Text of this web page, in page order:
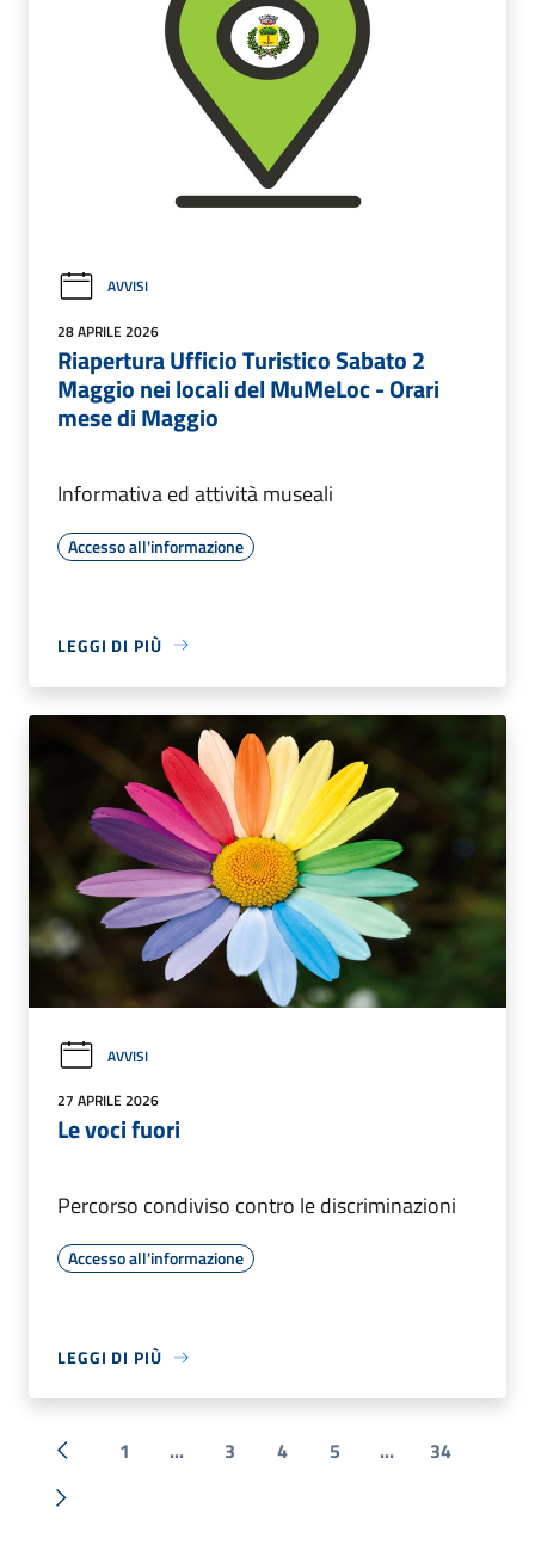
AVVISI
28 APRILE 2026
Riapertura Ufficio Turistico Sabato 2
Maggio nei locali del MuMeLoc - Orari
mese di Maggio
Informativa ed attività museali
Accesso all'informazione
LEGGI DI PIÙ
AVVISI
27 APRILE 2026
Le voci fuori
Percorso condiviso contro le discriminazioni
Accesso all'informazione
LEGGI DI PIÙ
« Precedente
1 ... 3 4 5 ... 34
Successiva »